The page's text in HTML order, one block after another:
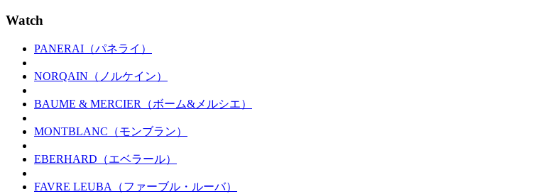
Watch
PANERAI（パネライ）
NORQAIN（ノルケイン）
BAUME & MERCIER（ボーム&メルシエ）
MONTBLANC（モンブラン）
EBERHARD（エベラール）
FAVRE LEUBA（ファーブル・ルーバ）